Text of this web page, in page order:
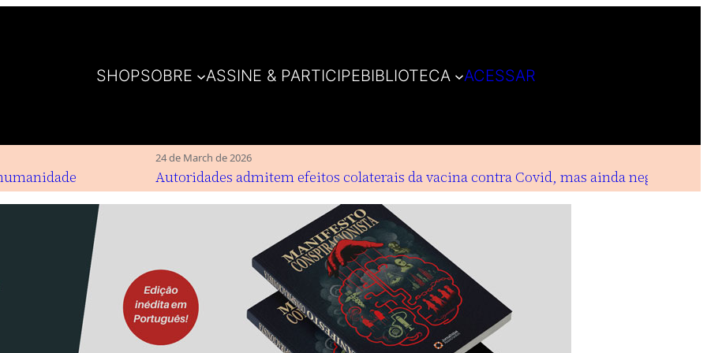
SHOPSOBRE ASSINE & PARTICIPEBIBLIOTECA ACESSAR
24 de March de 2026
Autoridades admitem efeitos colaterais da vacina contra Covid, mas ainda negam